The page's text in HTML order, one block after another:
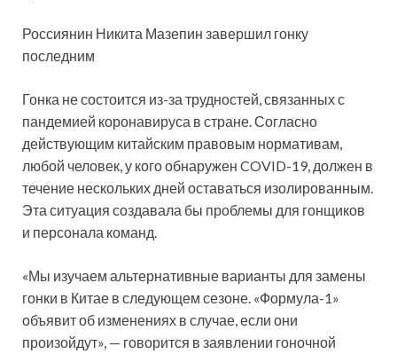
Россиянин Никита Мазепин завершил гонку
последним
Гонка не состоится из-за трудностей, связанных с
пандемией коронавируса в стране. Согласно
действующим китайским правовым нормативам,
любой человек, у кого обнаружен COVID-19, должен в
течение нескольких дней оставаться изолированным.
Эта ситуация создавала бы проблемы для гонщиков
и персонала команд.
«Мы изучаем альтернативные варианты для замены
гонки в Китае в следующем сезоне. «Формула-1»
объявит об изменениях в случае, если они
произойдут», — говорится в заявлении гоночной